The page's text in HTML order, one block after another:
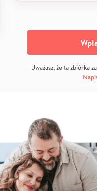
Uważasz, że ta zbiórka